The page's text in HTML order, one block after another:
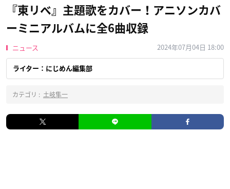
『東リベ』主題歌をカバー！アニソンカバ
ーミニアルバムに全6曲収録
ニュース 2024年07月04日 18:00
ライター：にじめん編集部
カテゴリ : 土岐隼一